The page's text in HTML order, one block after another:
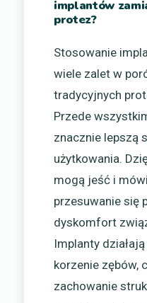
implantów
protez?
Stosowanie
wiele zalet w
tradycyjnych
Przede
znacznie lepszą
użytkowania.
mogą jeść i
przesuwanie się
dyskomfort
Implanty
korzenie zębów,
zachowanie